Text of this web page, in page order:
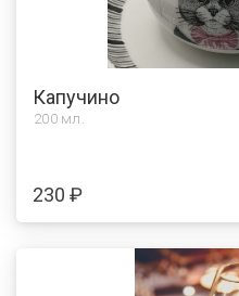
Капучино
200 мл.
230 ₽